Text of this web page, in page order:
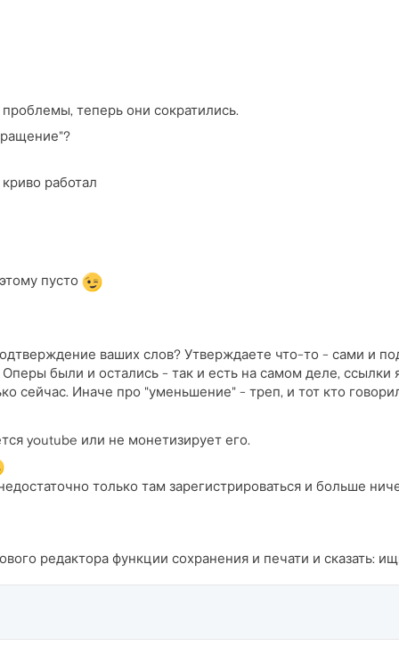
теперь они сократились.
работал
пусто
ваших слов? Утверждаете что-то - сами и
были и остались - так и есть на самом деле, ссылки
сейчас. Иначе про "уменьшение" - треп, и тот кто
youtube или не монетизирует его.
только там зарегистрироваться и больше
редактора функции сохранения и печати и сказать: